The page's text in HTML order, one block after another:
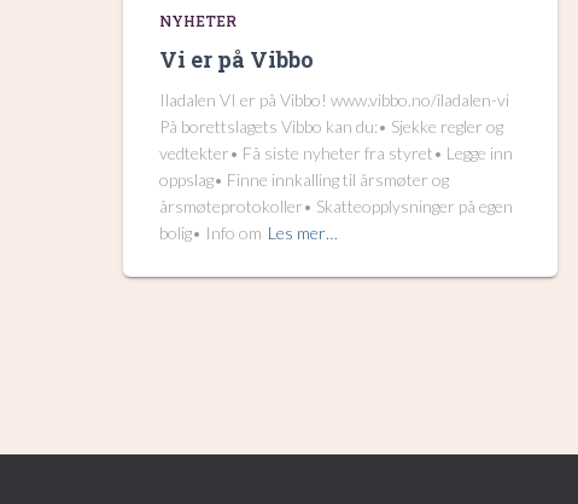
NYHETER
Vi er på Vibbo
Iladalen VI er på Vibbo! www.vibbo.no/iladalen-vi
På borettslagets Vibbo kan du:• Sjekke regler og
vedtekter• Få siste nyheter fra styret• Legge inn
oppslag• Finne innkalling til årsmøter og
årsmøteprotokoller• Skatteopplysninger på egen
bolig• Info om Les mer…